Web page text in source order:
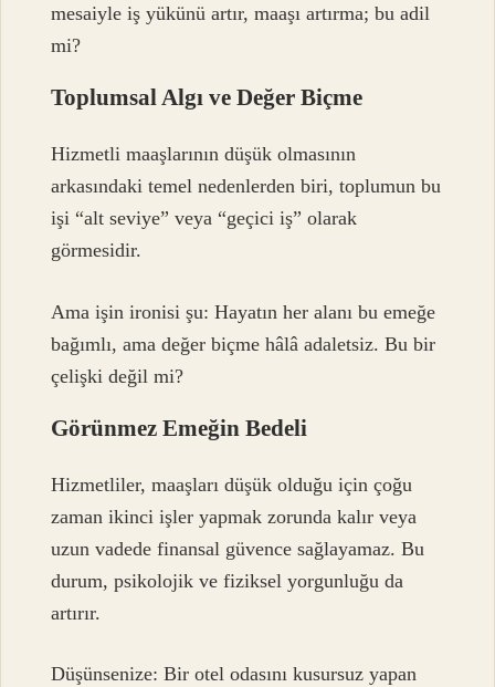
mesaiyle iş yükünü artır, maaşı artırma; bu adil
mi?
Toplumsal Algı ve Değer Biçme
Hizmetli maaşlarının düşük olmasının
arkasındaki temel nedenlerden biri, toplumun bu
işi “alt seviye” veya “geçici iş” olarak
görmesidir.
Ama işin ironisi şu: Hayatın her alanı bu emeğe
bağımlı, ama değer biçme hâlâ adaletsiz. Bu bir
çelişki değil mi?
Görünmez Emeğin Bedeli
Hizmetliler, maaşları düşük olduğu için çoğu
zaman ikinci işler yapmak zorunda kalır veya
uzun vadede finansal güvence sağlayamaz. Bu
durum, psikolojik ve fiziksel yorgunluğu da
artırır.
Düşünsenize: Bir otel odasını kusursuz yapan